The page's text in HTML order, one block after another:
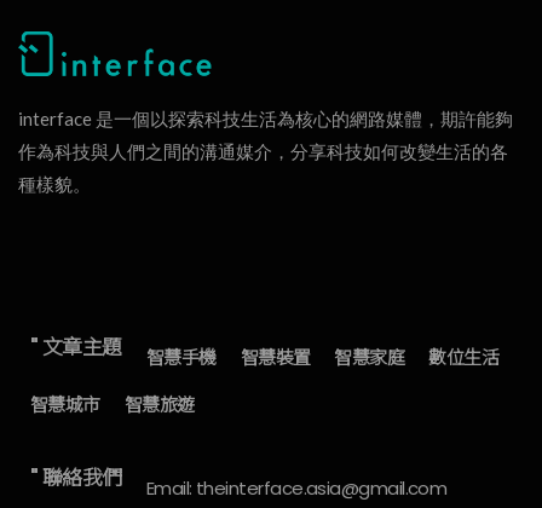
interface 是一個以探索科技生活為核心的網路媒體，期許能夠
作為科技與人們之間的溝通媒介，分享科技如何改變生活的各
種樣貌。
" 文章主題 智慧手機 智慧裝置 智慧家庭
數位生活
智慧城市
智慧旅遊
" 聯絡我們 Email: theinterface.asia@gmail.com